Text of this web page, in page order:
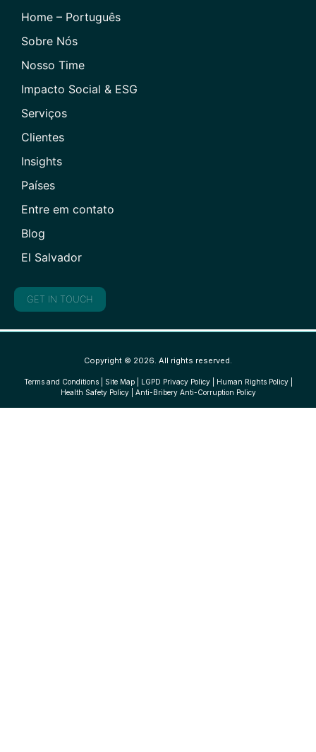
Home – Português
Sobre Nós
Nosso Time
Impacto Social & ESG
Serviços
Clientes
Insights
Países
Entre em contato
Blog
El Salvador
GET IN TOUCH
Copyright © 2026. All rights reserved.
Terms and Conditions| Site Map| LGPD Privacy Policy| Human Rights Policy|
Health Safety Policy| Anti-Bribery Anti-Corruption Policy